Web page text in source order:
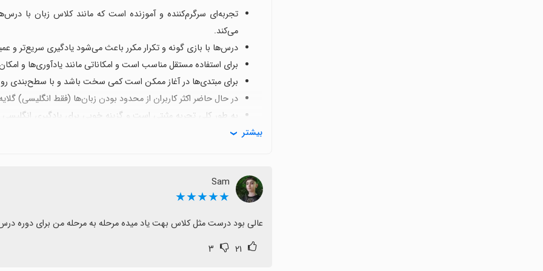
تجربه‌ای سرگرم‌کننده و آموزنده است که مانند کلاس زبان با
می‌کند.
درس‌ها با بازی‌ گونه و تکرار مکرر باعث می‌شود یادگیری سریع‌تر و
برای استفاده مستقل مناسب است و امکاناتی مانند یادآوری‌ها و
برای مبتدی‌ها در آغاز ممکن است کمی سخت باشد و با سطح‌بندی
در حال حاضر اکثر کاربران از محدود بودن زبان‌ها (فقط انگلیسی)
به طور کلی تجربه مثبتی است و گزینه خوبی برای یادگیری
بهبودهای مختصر در ثبت‌نام و پشتیبانی از زبان‌های بیشتر. بیشتر
Sam
★★★★★
عالی بود درست مثل کلاس بهت یاد میده مرحله به مرحله من برای دوره
۲۱ ۳